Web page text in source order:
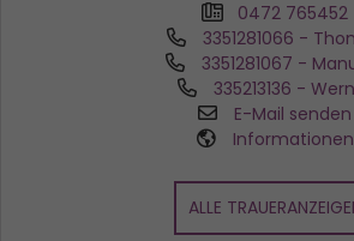
0472 765452
3351281066 -
3351281067 -
335213136 -
E-Mail senden
Informationen
ALLE